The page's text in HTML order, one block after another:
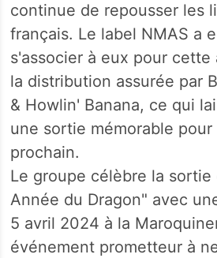
continue de repousser les
français. Le label NMAS a
s'associer à eux pour cette
la distribution assurée par
& Howlin' Banana, ce qui
une sortie mémorable
prochain.
Le groupe célèbre la
Année du Dragon" avec
5 avril 2024 à la
événement prometteur à